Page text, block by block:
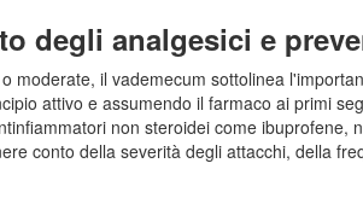
degli analgesici e
moderate, il vademecum sottolinea
attivo e assumendo il farmaco ai primi
non steroidei come ibuprofene,
conto della severità degli attacchi, della